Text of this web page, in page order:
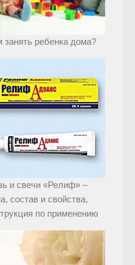
занять ребенка дома?
и свечи «Релиф» –
состав и свойства,
по применению